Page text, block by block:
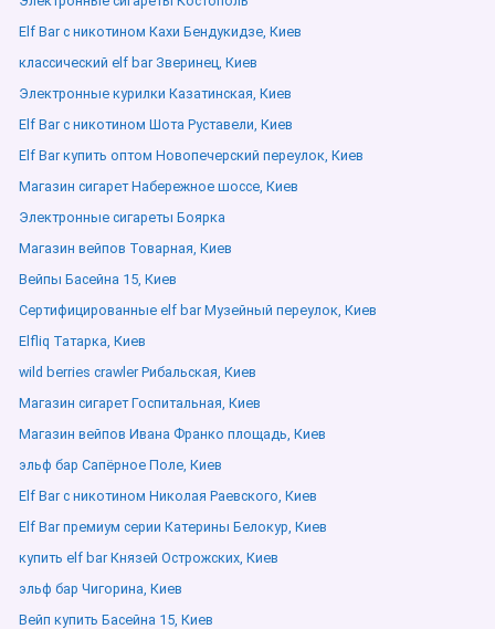
Elf Bar с никотином Кахи Бендукидзе, Киев
классический elf bar Зверинец, Киев
Электронные курилки Казатинская, Киев
Elf Bar с никотином Шота Руставели, Киев
Elf Bar купить оптом Новопечерский переулок, Киев
Магазин сигарет Набережное шоссе, Киев
Электронные сигареты Боярка
Магазин вейпов Товарная, Киев
Вейпы Басейна 15, Киев
Сертифицированные elf bar Музейный переулок, Киев
Elfliq Татарка, Киев
wild berries crawler Рибальская, Киев
Магазин сигарет Госпитальная, Киев
Магазин вейпов Ивана Франко площадь, Киев
эльф бар Сапёрное Поле, Киев
Elf Bar с никотином Николая Раевского, Киев
Elf Bar премиум серии Катерины Белокур, Киев
купить elf bar Князей Острожских, Киев
эльф бар Чигорина, Киев
Вейп купить Басейна 15, Киев